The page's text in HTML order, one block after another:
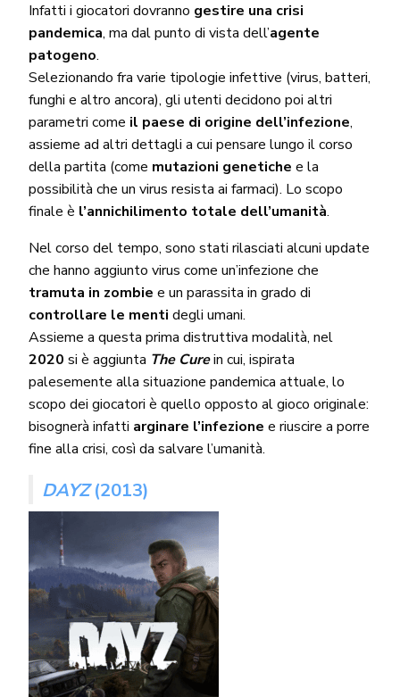
Infatti i giocatori dovranno gestire una crisi
pandemica, ma dal punto di vista dell’agente
patogeno.
Selezionando fra varie tipologie infettive (virus, batteri,
funghi e altro ancora), gli utenti decidono poi altri
parametri come il paese di origine dell’infezione,
assieme ad altri dettagli a cui pensare lungo il corso
della partita (come mutazioni genetichee la
possibilità che un virus resista ai farmaci). Lo scopo
finale è l’annichilimento totale dell’umanità.
Nel corso del tempo, sono stati rilasciati alcuni update
che hanno aggiunto virus come un’infezione che
tramuta in zombiee un parassita in grado di
controllare le mentidegli umani.
Assieme a questa prima distruttiva modalità, nel
2020 si è aggiunta The Curein cui, ispirata
palesemente alla situazione pandemica attuale, lo
scopo dei giocatori è quello opposto al gioco originale:
bisognerà infatti arginare l’infezionee riuscire a porre
fine alla crisi, così da salvare l’umanità.
DAYZ(2013)